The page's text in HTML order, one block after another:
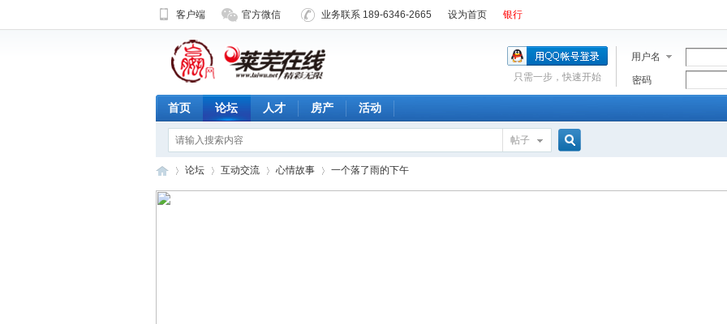
客户端 官方微信 业务联系 189-6346-2665 设为首页 银行
用户名
密码
只需一步，快速开始
首页 论坛 人才 房产 活动
帖子
论坛 互动交流 心情故事 一个落了雨的下午